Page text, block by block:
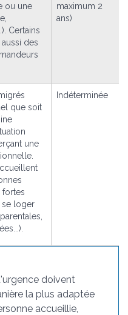
ou une
Certains
des
maximum 2
ans)
que soit
une
fortes
se loger
Indéterminée
doivent
la plus adaptée
accueillie,